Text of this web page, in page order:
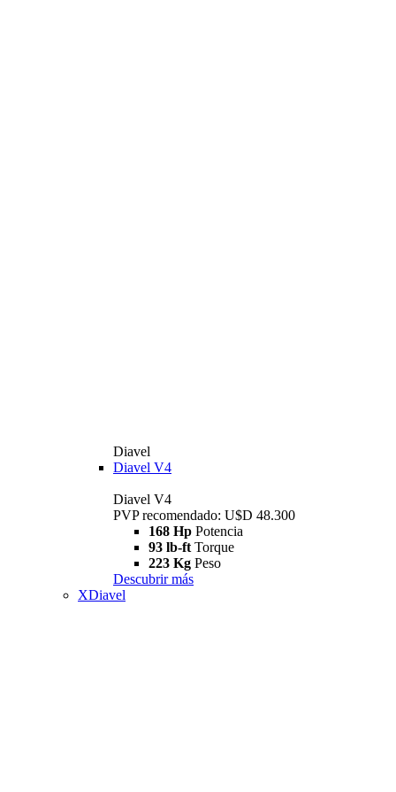
Diavel
Diavel V4
Diavel V4
PVP recomendado: U$D 48.300
168 Hp Potencia
93 lb-ft Torque
223 Kg Peso
Descubrir más
XDiavel